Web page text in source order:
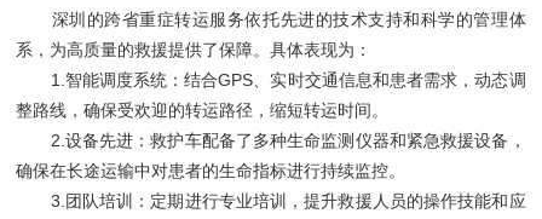
深圳的跨省重症转运服务依托先进的技术支持和科学的管理体
系，为高质量的救援提供了保障。具体表现为：
1.智能调度系统：结合GPS、实时交通信息和患者需求，动态调
整路线，确保受欢迎的转运路径，缩短转运时间。
2.设备先进：救护车配备了多种生命监测仪器和紧急救援设备，
确保在长途运输中对患者的生命指标进行持续监控。
3.团队培训：定期进行专业培训，提升救援人员的操作技能和应